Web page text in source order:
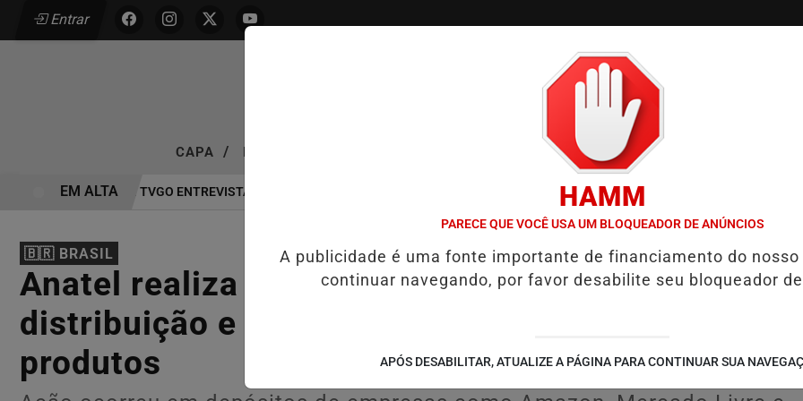
Entrar
CAPA / NOTÍCIAS CONTATO / CUPONS DE
EXCLUSIVIDADE: TVGO ENTREVISTA DEFESA DA FARMÁCIA INVESTIGADA EM CASO DE IDOSA QUE MORREU APÓS USO DE MEDICAMENTO
EM ALTA
🇧🇷 BRASIL
Anatel realiza operação em centros de
distribuição e apreende mais de 1,4 mil
produtos
HAMM
PARECE QUE VOCÊ USA UM BLOQUEADOR DE ANÚNCIOS
A publicidade é uma fonte importante de financiamento do nosso
continuar navegando, por favor desabilite seu bloqueador
APÓS DESABILITAR, ATUALIZE A PÁGINA PARA CONTINUAR SUA